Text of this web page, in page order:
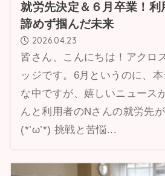
就労先決定＆６月卒業！利
諦めず掴んだ未来
2026.04.23
皆さん、こんにちは！アクロ
ッジです。6月というのに、
な中ですが、嬉しいニュース
んと利用者のNさんの就労先
(*’ω’*) 挑戦と苦悩...